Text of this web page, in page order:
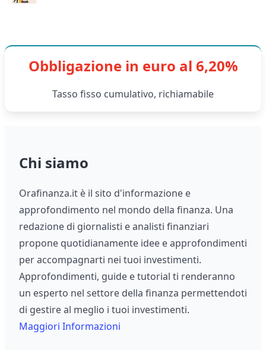
Obbligazione in euro al 6,20%
Tasso fisso cumulativo, richiamabile
Chi siamo
Orafinanza.it è il sito d'informazione e
approfondimento nel mondo della finanza. Una
redazione di giornalisti e analisti finanziari
propone quotidianamente idee e approfondimenti
per accompagnarti nei tuoi investimenti.
Approfondimenti, guide e tutorial ti renderanno
un esperto nel settore della finanza permettendoti
di gestire al meglio i tuoi investimenti.
Maggiori Informazioni